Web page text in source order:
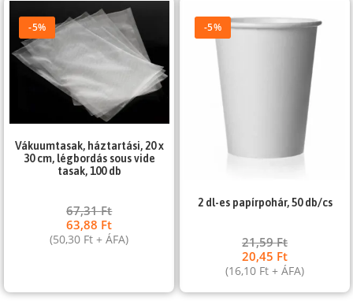
-5%
Vákuumtasak, háztartási, 20 x
30 cm, légbordás sous vide
tasak, 100 db
67,31Ft
63,88 Ft
(50,30 Ft + ÁFA)
-5%
2 dl-es papírpohár, 50 db/cs
21,59Ft
20,45 Ft
(16,10 Ft + ÁFA)